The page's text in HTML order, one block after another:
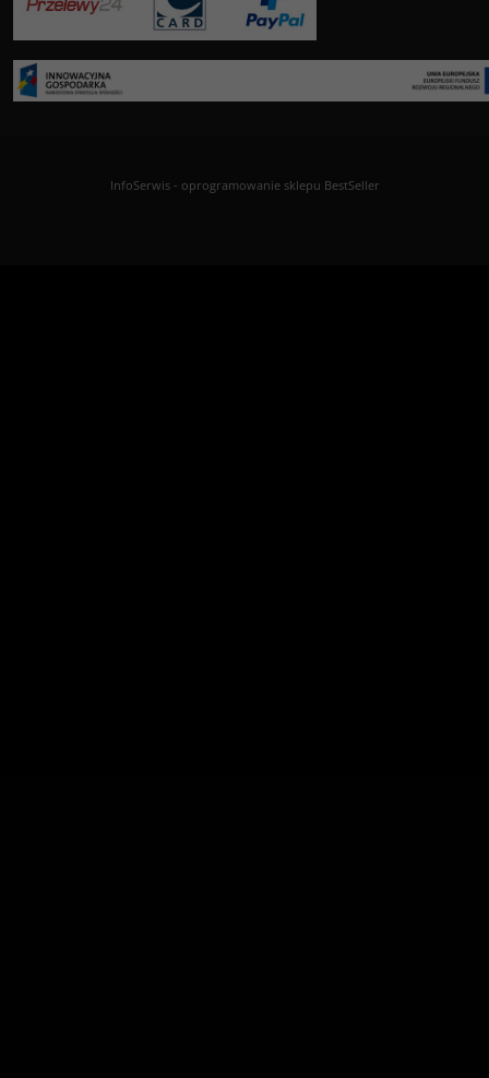
InfoSerwis- oprogramowanie sklepu BestSeller